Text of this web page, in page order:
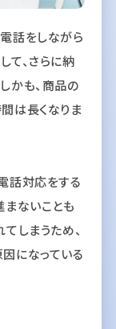
話をしながら
て、さらに納
かも、商品の
は長くなりま
話対応をする
まないことも
しまうため、
になっている